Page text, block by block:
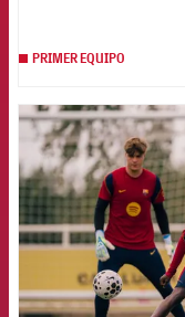
PRIMER EQUIPO